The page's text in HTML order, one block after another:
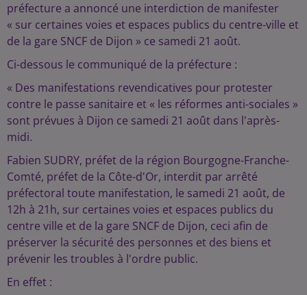
préfecture a annoncé une interdiction de manifester
« sur certaines voies et espaces publics du centre-ville et
de la gare SNCF de Dijon » ce samedi 21 août.
Ci-dessous le communiqué de la préfecture :
« Des manifestations revendicatives pour protester
contre le passe sanitaire et « les réformes anti-sociales »
sont prévues à Dijon ce samedi 21 août dans l'après-
midi.
Fabien SUDRY, préfet de la région Bourgogne-Franche-
Comté, préfet de la Côte-d'Or, interdit par arrêté
préfectoral toute manifestation, le samedi 21 août, de
12h à 21h, sur certaines voies et espaces publics du
centre ville et de la gare SNCF de Dijon, ceci afin de
préserver la sécurité des personnes et des biens et
prévenir les troubles à l'ordre public.
En effet :